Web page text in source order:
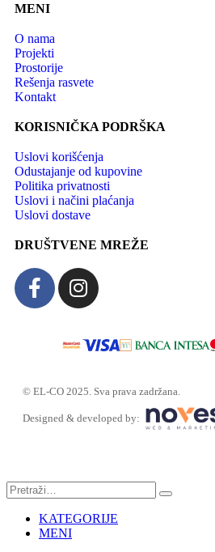
MENI
O nama
Projekti
Prostorije
Rešenja rasvete
Kontakt
KORISNIČKA PODRŠKA
Uslovi korišćenja
Odustajanje od kupovine
Politika privatnosti
Uslovi i načini plaćanja
Uslovi dostave
DRUŠTVENE MREŽE
© EL-CO 2025. Sva prava zadržana.
Designed & developed by:
KATEGORIJE
MENI